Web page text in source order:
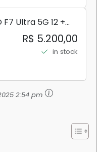
Ultra 5G 12 +
Snapdragon 8
D7 para
2K...
R$ 5.200,00
in stock
2:54 pm